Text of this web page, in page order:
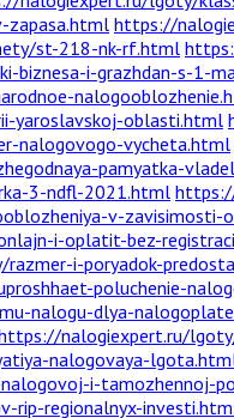
zapasa.html https://
st-218-nk-rf.html
i-grazhdan-s-1-
yaroslavskoj-oblasti.html
nalogovogo-vycheta.html
pamyatka-
3-ndfl-2021.html
v-
i-oplatit-bez-
i-poryadok-
poluchenie-
nalogu-dlya-
nalogiexpert.ru/
nalogovaya-
i-tamozhennoj-
rip-regionalnyx-